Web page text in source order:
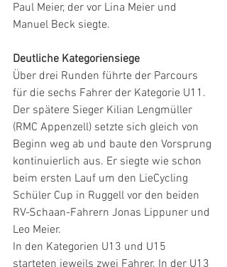
Paul Meier, der vor Lina Meier und
Manuel Beck siegte.
Deutliche Kategoriensiege
Über drei Runden führte der Parcours
für die sechs Fahrer der Kategorie U11.
Der spätere Sieger Kilian Lengmüller
(RMC Appenzell) setzte sich gleich von
Beginn weg ab und baute den Vorsprung
kontinuierlich aus. Er siegte wie schon
beim ersten Lauf um den LieCycling
Schüler Cup in Ruggell vor den beiden
RV-Schaan-Fahrern Jonas Lippuner und
Leo Meier.
In den Kategorien U13 und U15
starteten jeweils zwei Fahrer. In der U13